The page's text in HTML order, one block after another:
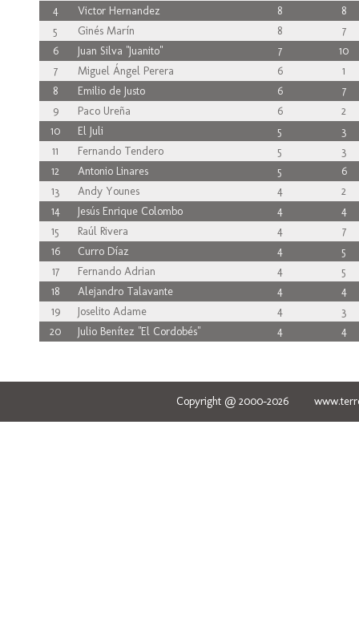
4
Victor Hernandez 8
8
5
Ginés Marín 8
7
6
Juan Silva "Juanito" 7
10
7
Miguel Ángel Perera 6
1
8
Emilio de Justo 6
7
9
Paco Ureña 6
2
10
El Juli 5
3
11
Fernando Tendero 5
3
12
Antonio Linares 5
6
13
Andy Younes 4
2
14
Jesús Enrique Colombo 4
4
15
Raúl Rivera 4
7
16
Curro Díaz 4
5
17
Fernando Adrian 4
5
18
Alejandro Talavante 4
4
19
Joselito Adame 4
3
20
Julio Benítez "El Cordobés" 4 4
Copyright @ 2000-2026